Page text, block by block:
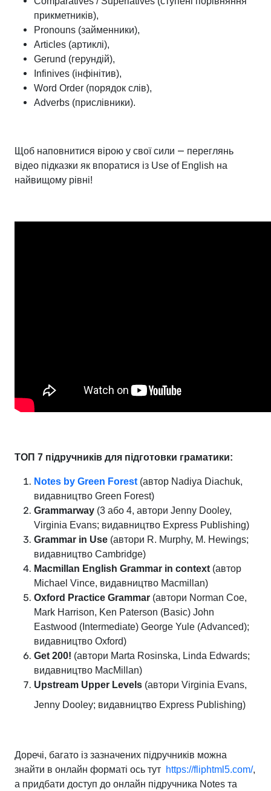
прикметників),
Pronouns (займенники),
Articles (артиклі),
Gerund (герундій),
Infinives (інфінітив),
Word Order (порядок слів),
Adverbs (прислівники).
Щоб наповнитися вірою у свої сили — переглянь
відео підказки як впоратися із Use of English на
найвищому рівні!
ТОП 7 підручників для підготовки граматики:
Notes by Green Forest (автор Nadiya Diachuk,
видавництво Green Forest)
Grammarway (3 або 4, автори Jenny Dooley,
Virginia Evans; видавництво Express Publishing)
Grammar in Use (автори R. Murphy, M. Hewings;
видавництво Cambridge)
Macmillan English Grammar in context (автор
Michael Vince, видавництво Macmillan)
Oxford Practice Grammar (автори Norman Coe,
Mark Harrison, Ken Paterson (Basic) John
Eastwood (Intermediate) George Yule (Advanced);
видавництво Oxford)
Get 200! (автори Marta Rosinska, Linda Edwards;
видавництво MacMillan)
Upstream Upper Levels (автори Virginia Evans,
Jenny Dooley; видавництво Express Publishing)
Доречі, багато із зазначених підручників можна
знайти в онлайн форматі ось тут https://fliphtml5.com/,
а придбати доступ до онлайн підручника Notes та